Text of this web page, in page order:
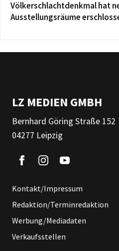
Völkerschlachtdenkmal hat
Ausstellungsräume
LZ MEDIEN GMBH
Bernhard Göring Straße 152
04277 Leipzig
Kontakt/Impressum
Redaktion/Terminredaktion
Werbung/Mediadaten
Verkaufsstellen